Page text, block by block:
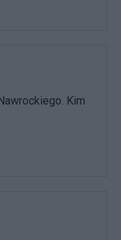
Kim